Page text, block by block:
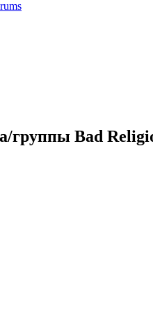
группы Bad